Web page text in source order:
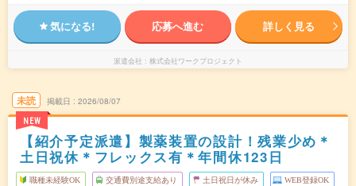
気になる! 応募へ進む 詳しく見る
派遣会社 株式会社ワークプロジェクト
未読
NEW
掲載日 2026/08/07
【紹介予定派遣】製薬装置の設計！残業少め＊
土日祝休＊フレックス有＊年間休123日
職種未経験OK 交通費別途支給あり 土日祝日が休み WEB登録OK